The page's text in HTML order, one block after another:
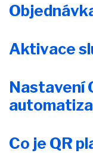
Aktivace
Nastavení
Co je QR